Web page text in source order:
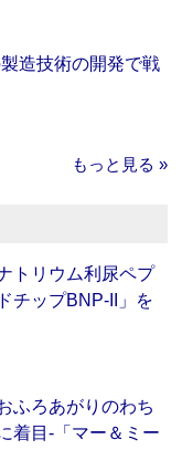
造技術の開発で戦
もっと見る »
トリウム利尿ペプ
チップBNP-II」を
ふろあがりのわち
着目‐「マー＆ミー